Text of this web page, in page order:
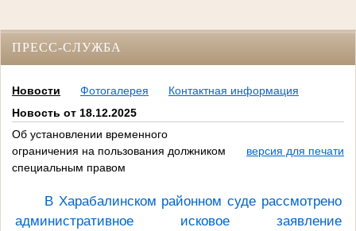
ПРЕСС-СЛУЖБА
Новости Фотогалерея
Контактная информация
Новость от 18.12.2025
Об установлении временного
ограничения на пользования должником
специальным правом
версия для печати
В Харабалинском районном суде рассмотрено
административное исковое заявление